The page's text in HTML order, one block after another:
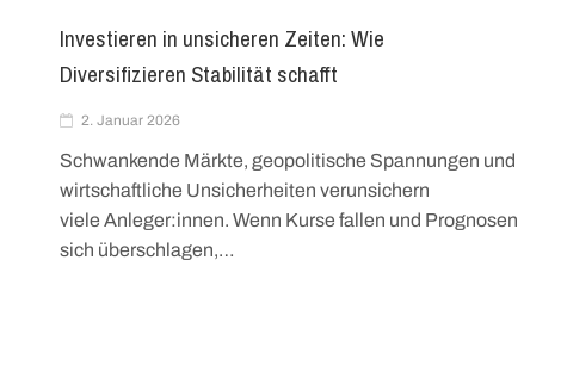
Investieren in unsicheren Zeiten: Wie
Diversifizieren Stabilität schafft
2. Januar 2026
Schwankende Märkte, geopolitische Spannungen und
wirtschaftliche Unsicherheiten verunsichern
viele Anleger:innen. Wenn Kurse fallen und Prognosen
sich überschlagen,…